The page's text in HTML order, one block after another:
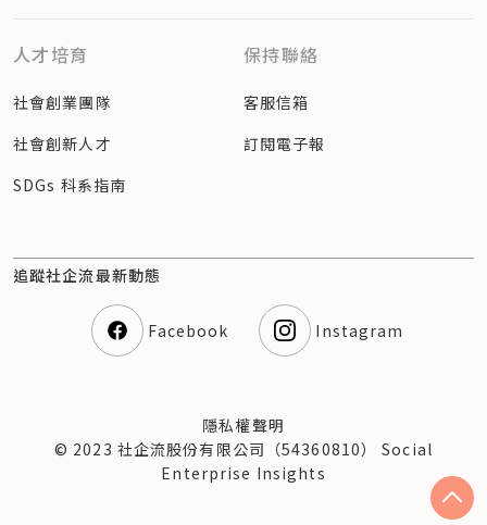
人才培育
社會創業團隊
社會創新人才
SDGs 科系指南
保持聯絡
客服信箱
訂閱電子報
追蹤社企流最新動態
Facebook Instagram
隱私權聲明
© 2023 社企流股份有限公司（54360810） Social
Enterprise Insights